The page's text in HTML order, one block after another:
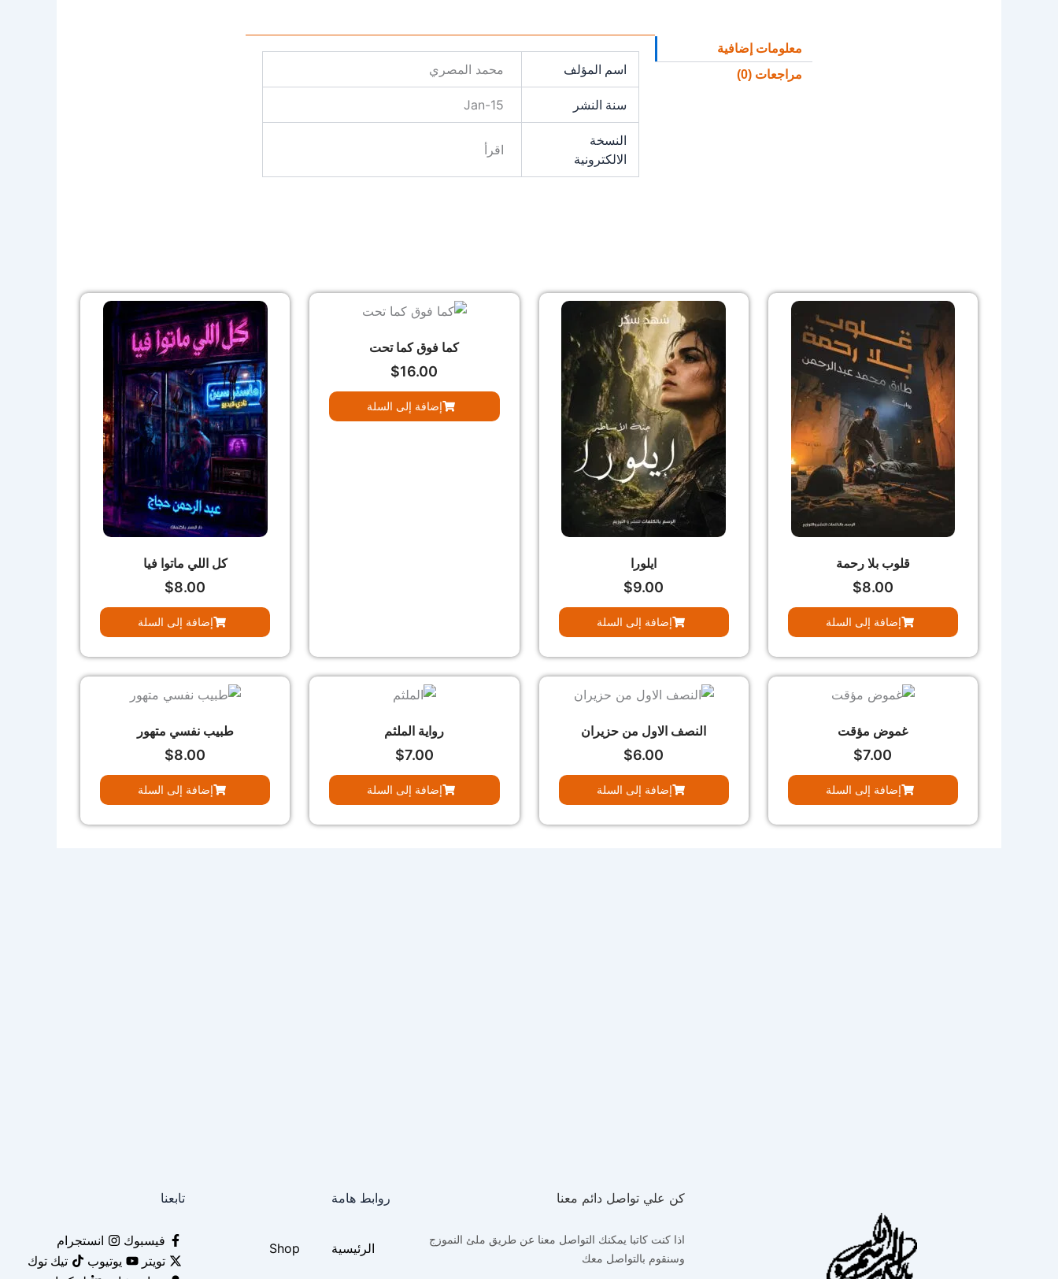
معلومات إضافية
مراجعات (0)
اسم المؤلف محمد المصري
سنة النشر 15-Jan
النسخة
الالكترونية
اقرأ
قلوب بلا رحمة
$8.00
إضافة إلى السلة
ايلورا
$9.00
إضافة إلى السلة
كما فوق كما تحت
$16.00
إضافة إلى السلة
كل اللي ماتوا فيا
$8.00
إضافة إلى السلة
غموض مؤقت
$7.00
إضافة إلى السلة
النصف الاول من حزيران
$6.00
إضافة إلى السلة
رواية الملثم
$7.00
إضافة إلى السلة
طبيب نفسي متهور
$8.00
إضافة إلى السلة
كن علي تواصل دائم معنا
اذا كنت كاتبا يمكنك التواصل معنا عن طريق ملئ النموزج
وسنقوم بالتواصل معك
روابط هامة
الرئيسية Shop
تابعنا
فيسبوك
انستجرام
تويتر
يوتيوب
تيك توك